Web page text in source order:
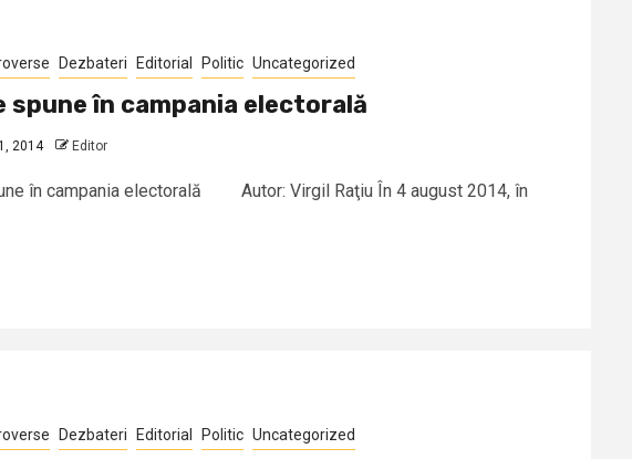
Dezbateri Editorial Politic Uncategorized
spune în campania electorală
2014 Editor
în campania electorală Autor: Virgil Raţiu În 4 august 2014, în
Dezbateri Editorial Politic Uncategorized